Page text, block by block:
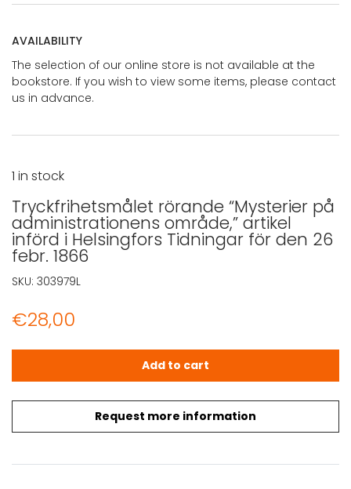
AVAILABILITY
The selection of our online store is not available at the
bookstore. If you wish to view some items, please contact
us in advance.
Tryckfrihetsmålet rörande “Mysterier på
administrationens område,” artikel
införd i Helsingfors Tidningar för den 26
febr. 1866
€28,00
Request more information
1 in stock
Tryckfrihetsmålet rörande "Mysterier på
Add to cart
SKU: 303979L